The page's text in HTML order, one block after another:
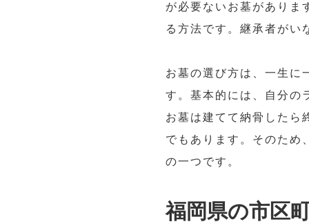
が必要ないお墓がありま
る方法です。継承者がい
お墓の選び方は、一生に
す。基本的には、自分の
お墓は建てて納骨したら
でもあります。そのため
の一つです。
福岡県の市区